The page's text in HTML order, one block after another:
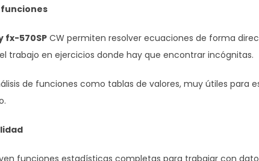
funciones
fx-570SP CW permiten resolver ecuaciones de forma
trabajo en ejercicios donde hay que encontrar incógnitas.
de funciones como tablas de valores, muy útiles para